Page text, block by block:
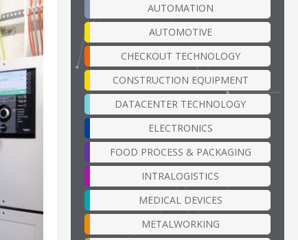
AUTOMATION
AUTOMOTIVE
CHECKOUT TECHNOLOGY
CONSTRUCTION EQUIPMENT
DATACENTER TECHNOLOGY
ELECTRONICS
FOOD PROCESS & PACKAGING
INTRALOGISTICS
MEDICAL DEVICES
METALWORKING